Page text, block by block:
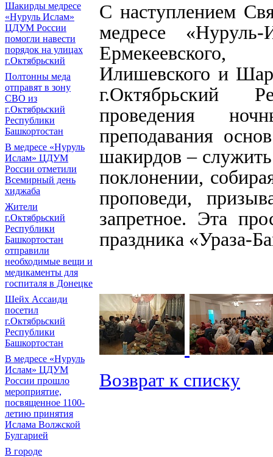
Шакирды медресе
«Нуруль Ислам»
ЦДУМ России
помогли навести
порядок на улицах
г.Октябрьский
Полтонны меда
отправят в зону
СВО из
г.Октябрьский
Республики
Башкортостан
В медресе «Нуруль
Ислам» ЦДУМ
России отметили
Всемирный день
хиджаба
Жители
г.Октябрьский
Республики
Башкортостан
отправили
необходимые вещи и
медикаменты для
госпиталя в Донецке
Шейх Ассаиди
посетил
г.Октябрьский
Республики
Башкортостан
В медресе «Нуруль
Ислам» ЦДУМ
России прошло
мероприятие,
посвященное 1100-
летию принятия
Ислама Волжской
Булгарией
В городе
С наступлением
медресе
Ермекеевского,
Илишевского и
г.Октябрьский
проведения
преподавания
шакирдов –
поклонении,
проповеди,
запретное. Эта
праздника «Ураза-
Возврат к списку